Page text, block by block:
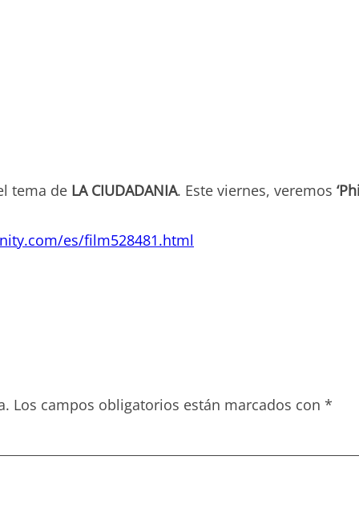
tema de LA CIUDADANIA. Este viernes, veremos
es/film528481.html
Los campos obligatorios están marcados con *